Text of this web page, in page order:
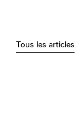
Tous les articles